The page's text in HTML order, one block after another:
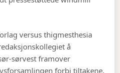
versus thigmesthesia
å
sørvest framover
forbi tiltakene.